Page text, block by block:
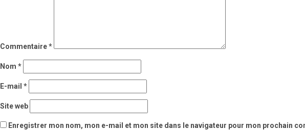
Commentaire*
Nom *
E-mail *
Site web
Enregistrer mon nom, mon e-mail et mon site dans le navigateur pour mon prochain